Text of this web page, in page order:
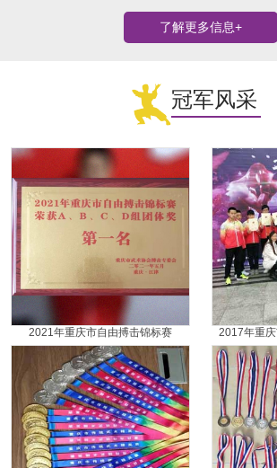
了解更多信息+
冠军风采
2021年重庆市自由搏击锦标赛 2017年重